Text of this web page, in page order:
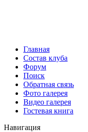
Главная
Состав клуба
Форум
Поиск
Обратная связь
Фото галерея
Видео галерея
Гостевая книга
Навигация